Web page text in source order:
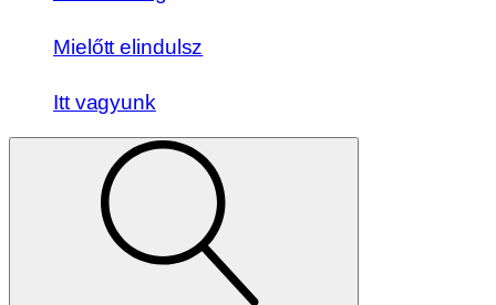
Mielőtt elindulsz
Itt vagyunk